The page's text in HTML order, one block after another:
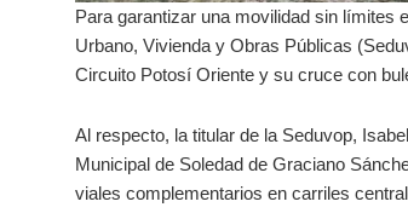
Para garantizar una movilidad sin límites
Urbano, Vivienda y Obras Públicas
Circuito Potosí Oriente y su cruce con
Al respecto, la titular de la Seduvop,
Municipal de Soledad de Graciano
viales complementarios en carriles